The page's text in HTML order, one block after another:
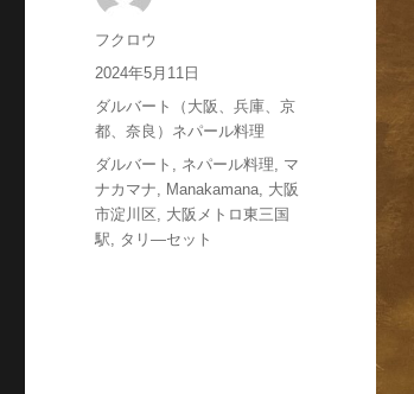
投
稿
フクロウ
投
稿
日:
2024年5月11日
カ
テ
ゴ
リ
ー
ダルバート（大阪、兵庫、京
都、奈良）ネパール料理
タ
グ
ダルバート , ネパール料理, マ
ナカマナ, Manakamana, 大阪
市淀川区, 大阪メトロ東三国
駅, タリ―セット